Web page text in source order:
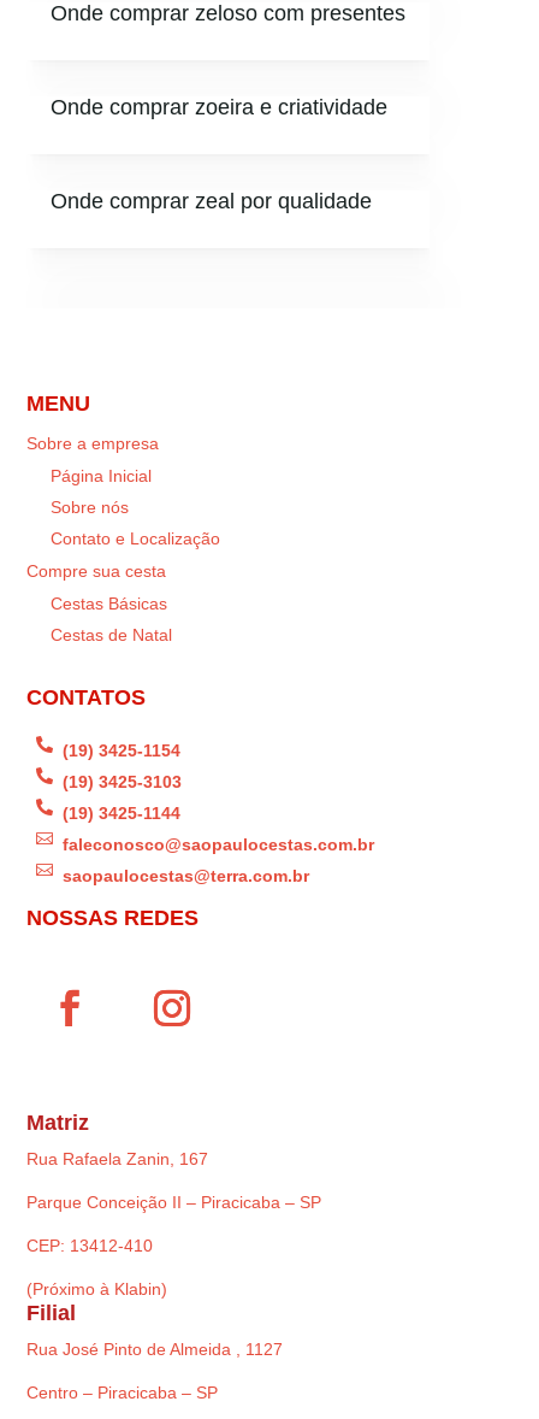
Onde comprar zeloso com presentes
Onde comprar zoeira e criatividade
Onde comprar zeal por qualidade
MENU
Sobre a empresa
Página Inicial
Sobre nós
Contato e Localização
Compre sua cesta
Cestas Básicas
Cestas de Natal
CONTATOS
 (19) 3425-1154
 (19) 3425-3103
 (19) 3425-1144
 faleconosco@saopaulocestas.com.br
 saopaulocestas@terra.com.br
NOSSAS REDES
Matriz
Rua Rafaela Zanin, 167
Parque Conceição II – Piracicaba – SP
CEP: 13412-410
(Próximo à Klabin)
Filial
Rua José Pinto de Almeida , 1127
Centro – Piracicaba – SP